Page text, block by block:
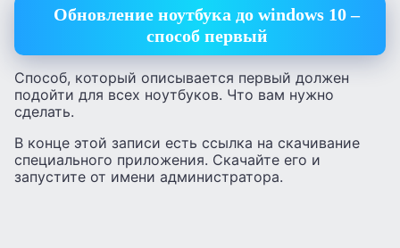
Обновление ноутбука до windows 10 –
способ первый
Способ, который описывается первый должен
подойти для всех ноутбуков. Что вам нужно
сделать.
В конце этой записи есть ссылка на скачивание
специального приложения. Скачайте его и
запустите от имени администратора.